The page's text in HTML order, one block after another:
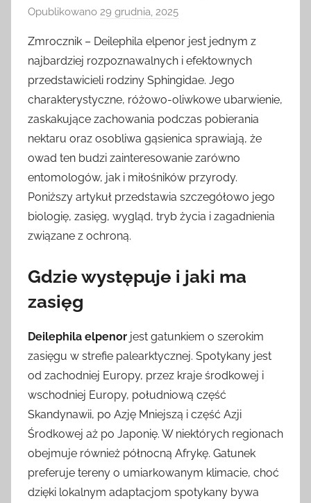
Opublikowano 29 grudnia, 2025
z
e
z
Zmrocznik – Deilephila elpenor jest jednym z
najbardziej rozpoznawalnych i efektownych
przedstawicieli rodziny Sphingidae. Jego
charakterystyczne, różowo-oliwkowe ubarwienie,
zaskakujące zachowania podczas pobierania
nektaru oraz osobliwa gąsienica sprawiają, że
owad ten budzi zainteresowanie zarówno
entomologów, jak i miłośników przyrody.
Poniższy artykuł przedstawia szczegółowo jego
biologię, zasięg, wygląd, tryb życia i zagadnienia
związane z ochroną.
Gdzie występuje i jaki ma
zasięg
Deilephila elpenor jest gatunkiem o szerokim
zasięgu w strefie palearktycznej. Spotykany jest
od zachodniej Europy, przez kraje środkowej i
wschodniej Europy, południową część
Skandynawii, po Azję Mniejszą i część Azji
Środkowej aż po Japonię. W niektórych regionach
obejmuje również północną Afrykę. Gatunek
preferuje tereny o umiarkowanym klimacie, choć
dzięki lokalnym adaptacjom spotykany bywa